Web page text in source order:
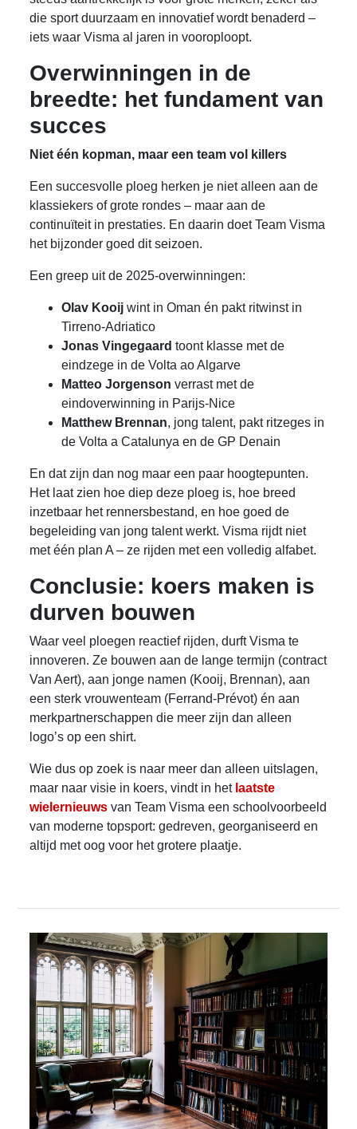
die sport duurzaam en innovatief wordt benaderd –
iets waar Visma al jaren in vooroploopt.
Overwinningen in de
breedte: het fundament van
succes
Niet één kopman, maar een team vol killers
Een succesvolle ploeg herken je niet alleen aan de
klassiekers of grote rondes – maar aan de
continuïteit in prestaties. En daarin doet Team Visma
het bijzonder goed dit seizoen.
Een greep uit de 2025-overwinningen:
Olav Kooij wint in Oman én pakt ritwinst in
Tirreno-Adriatico
Jonas Vingegaard toont klasse met de
eindzege in de Volta ao Algarve
Matteo Jorgenson verrast met de
eindoverwinning in Parijs-Nice
Matthew Brennan, jong talent, pakt ritzeges in
de Volta a Catalunya en de GP Denain
En dat zijn dan nog maar een paar hoogtepunten.
Het laat zien hoe diep deze ploeg is, hoe breed
inzetbaar het rennersbestand, en hoe goed de
begeleiding van jong talent werkt. Visma rijdt niet
met één plan A – ze rijden met een volledig alfabet.
Conclusie: koers maken is
durven bouwen
Waar veel ploegen reactief rijden, durft Visma te
innoveren. Ze bouwen aan de lange termijn (contract
Van Aert), aan jonge namen (Kooij, Brennan), aan
een sterk vrouwenteam (Ferrand-Prévot) én aan
merkpartnerschappen die meer zijn dan alleen
logo’s op een shirt.
Wie dus op zoek is naar meer dan alleen uitslagen,
maar naar visie in koers, vindt in het laatste
wielernieuws van Team Visma een schoolvoorbeeld
van moderne topsport: gedreven, georganiseerd en
altijd met oog voor het grotere plaatje.